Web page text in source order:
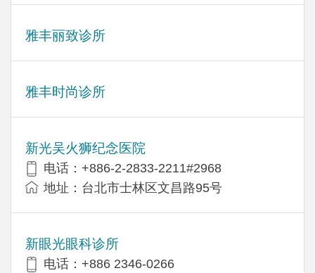
雅丰丽致诊所
雅丰时尚诊所
新光吴火狮纪念医院
电话：+886-2-2833-2211#2968
地址：台北市士林区文昌路95号
新眼光眼科诊所
电话：+886 2346-0266